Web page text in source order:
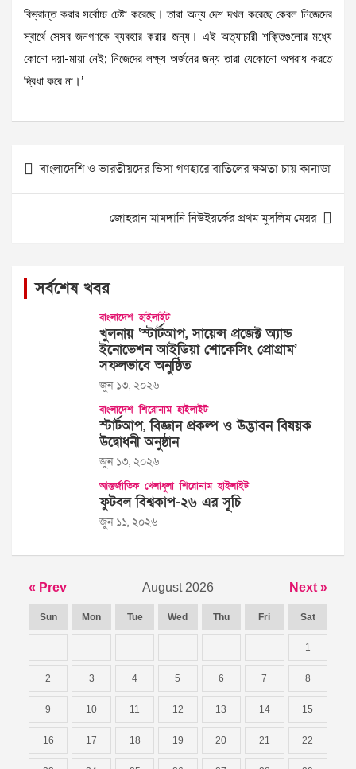
বিভ্রান্ত করার সর্বোচ্চ চেষ্টা করেছে। তারা অন্য দেশ দখল করেছে কেবল নিজেদের
স্বার্থে সেসব জনগণকে ব্যবহার করার জন্য। এই অত্যাচারী শক্তিগুলোর মধ্যে
কোনো দয়া-মায়া নেই; নিজেদের লক্ষ্য অর্জনের জন্য তারা যেকোনো অপরাধ করতে
দ্বিধা করে না।’
Post
navigation
বাংলাদেশি ও ভারতীয়দের ভিসা গণহারে বাতিলের ক্ষমতা চায় কানাডা
জোহরান মামদানি নিউইয়র্কের প্রথম মুসলিম মেয়র
সর্বশেষ খবর
বাংলাদেশ হাইলাইট
খুলনায় ‘স্টার্টআপ, সায়েন্স প্রজেক্ট অ্যান্ড
ইনোভেশন আইডিয়া শোকেসিং প্রোগ্রাম’
সফলভাবে অনুষ্ঠিত
জুন ১৩, ২০২৬
বাংলাদেশ শিরোনাম হাইলাইট
স্টার্টআপ, বিজ্ঞান প্রকল্প ও উদ্ভাবন বিষয়ক
উদ্বোধনী অনুষ্ঠান
জুন ১৩, ২০২৬
আন্তর্জাতিক খেলাধুলা শিরোনাম হাইলাইট
ফুটবল বিশ্বকাপ-২৬ এর সূচি
জুন ১১, ২০২৬
« Prev August 2026 Next »
Sun Mon Tue Wed Thu Fri Sat
1
2 3 4 5 6 7 8
9 10 11 12 13 14 15
16 17 18 19 20 21 22